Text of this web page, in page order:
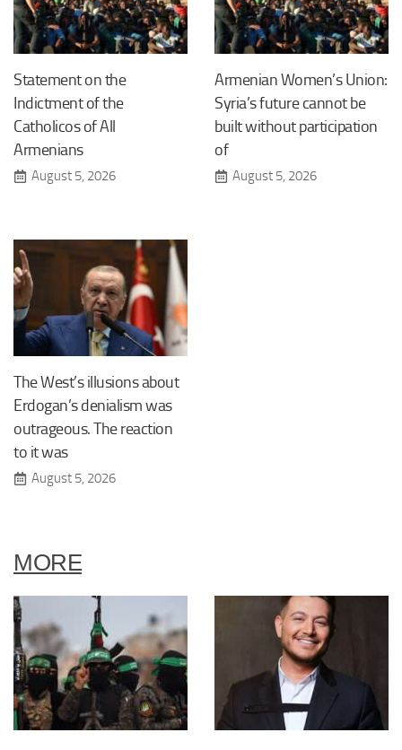
Statement on the
Indictment of the
Catholicos of All
Armenians
August 5, 2026
Armenian Women’s Union:
Syria’s future cannot be
built without participation
of
August 5, 2026
The West’s illusions about
Erdogan’s denialism was
outrageous. The reaction
to it was
August 5, 2026
MORE